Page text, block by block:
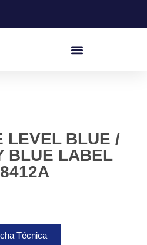
LEVEL BLUE /
BLUE LABEL
Técnica